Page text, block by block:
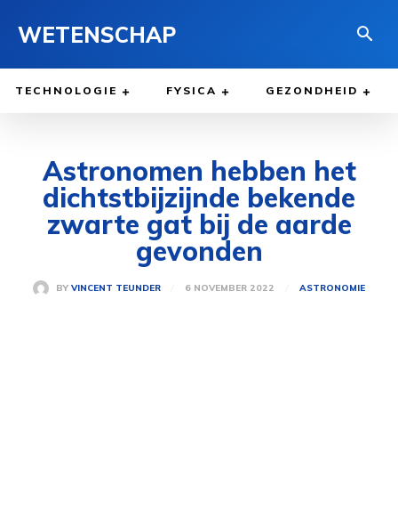
WETENSCHAP
TECHNOLOGIE FYSICA GEZONDHEID
Astronomen hebben het
dichtstbijzijnde bekende
zwarte gat bij de aarde
gevonden
BY VINCENT TEUNDER 6 NOVEMBER 2022 ASTRONOMIE